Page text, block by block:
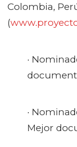
Colombia,
(
·
·
Mejor